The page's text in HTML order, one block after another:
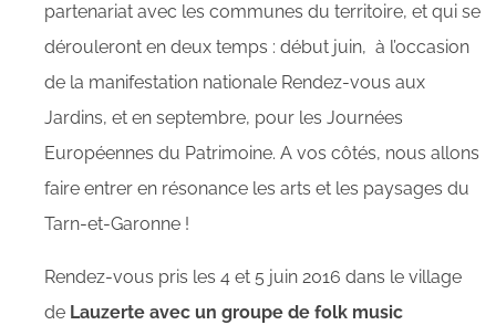
partenariat avec les communes du territoire, et qui se
dérouleront en deux temps : début juin, à l’occasion
de la manifestation nationale Rendez-vous aux
Jardins, et en septembre, pour les Journées
Européennes du Patrimoine. A vos côtés, nous allons
faire entrer en résonance les arts et les paysages du
Tarn-et-Garonne !
Rendez-vous pris les 4 et 5 juin 2016 dans le village
de Lauzerte avec un groupe de folk music